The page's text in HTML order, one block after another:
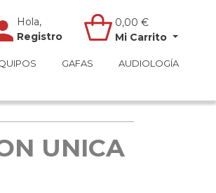
Hola,
Registro
0,00 €
Mi Carrito
GAFAS AUDIOLOGÍA
Hola,
Registro
0,00 €
Mi Carrito
GAFAS AUDIOLOGÍA
UNICA